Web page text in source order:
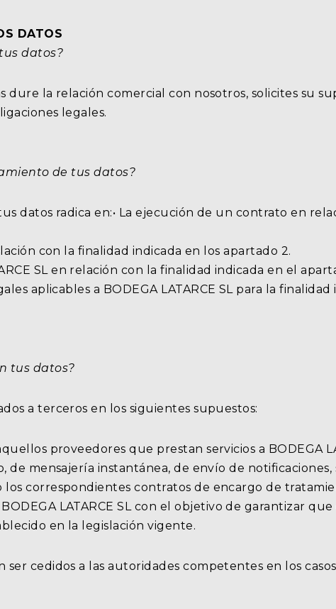
DATOS
datos?
dure la relación comercial con nosotros, solicites su
legales.
de tus datos?
datos radica en:• La ejecución de un contrato en
con la finalidad indicada en los apartado 2.
SL en relación con la finalidad indicada en el
aplicables a BODEGA LATARCE SL para la
tus datos?
a terceros en los siguientes supuestos:
proveedores que prestan servicios a BODEGA
de mensajería instantánea, de envío de notificaciones,
los correspondientes contratos de encargo de
LATARCE SL con el objetivo de garantizar
en la legislación vigente.
cedidos a las autoridades competentes en los